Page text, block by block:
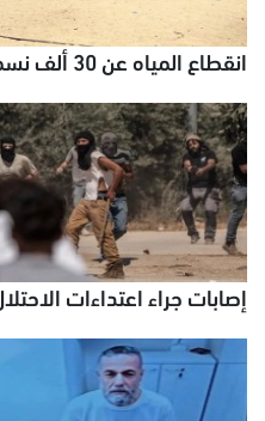
انقطاع المياه عن 30 ألف نسمة في مواصي خانيونس
إصابات جراء اعتداءات